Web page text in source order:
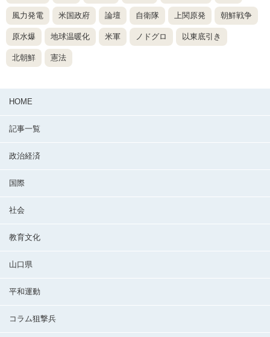
風力発電 米国政府 論壇 自衛隊 上関原発 朝鮮戦争
原水爆 地球温暖化 米軍 ノドグロ 以東底引き
北朝鮮 憲法
HOME
記事一覧
政治経済
国際
社会
教育文化
山口県
平和運動
コラム狙撃兵